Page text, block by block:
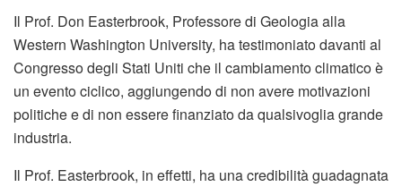
Il Prof. Don Easterbrook, Professore di Geologia alla
Western Washington University, ha testimoniato davanti al
Congresso degli Stati Uniti che il cambiamento climatico è
un evento ciclico, aggiungendo di non avere motivazioni
politiche e di non essere finanziato da qualsivoglia grande
industria.
Il Prof. Easterbrook, in effetti, ha una credibilità guadagnata